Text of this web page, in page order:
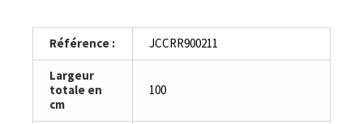
Référence : JCCRR900211
Largeur
totale en
cm
100